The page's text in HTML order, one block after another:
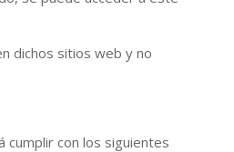
dichos sitios web y no
cumplir con los siguientes